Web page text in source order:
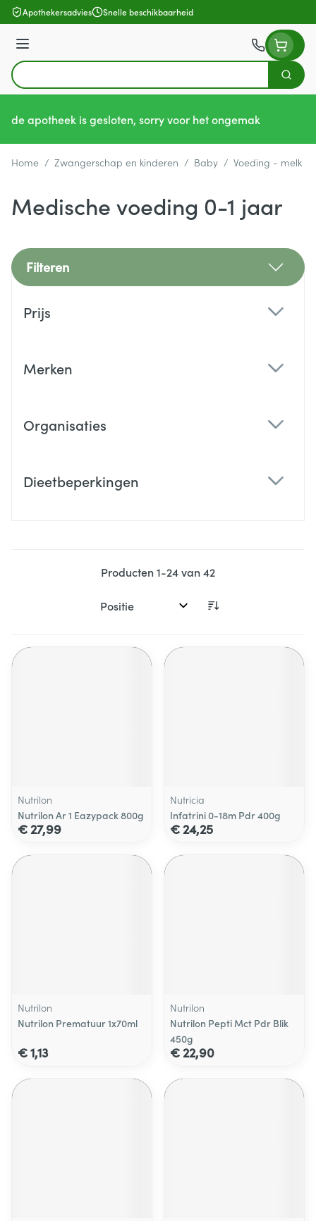
Ga naar de inhoud
Apothekersadvies Snelle beschikbaarheid
Menu
Product, merk, categorie...
Zoek
de apotheek is gesloten, sorry voor het ongemak
Home / Zwangerschap en kinderen / Baby / Voeding - melk
Medische voeding 0-1 jaar
Filteren
Prijs
Merken
Organisaties
Dieetbeperkingen
Producten1-24van42
Sorteer op:
Nutrilon
Nutrilon Ar 1 Eazypack 800g
€ 27,99
Nutricia
Infatrini 0-18m Pdr 400g
€ 24,25
Nutrilon
Nutrilon Prematuur 1x70ml
€ 1,13
Nutrilon
Nutrilon Pepti Mct Pdr Blik
450g
€ 22,90